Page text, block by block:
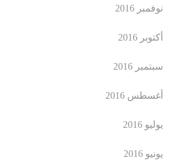
نوفمبر 2016
أكتوبر 2016
سبتمبر 2016
أغسطس 2016
يوليو 2016
يونيو 2016